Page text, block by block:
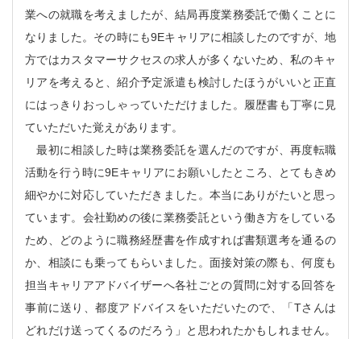
業への就職を考えましたが、結局再度業務委託で働くことに
なりました。その時にも9Eキャリアに相談したのですが、地
方ではカスタマーサクセスの求人が多くないため、私のキャ
リアを考えると、紹介予定派遣も検討したほうがいいと正直
にはっきりおっしゃっていただけました。履歴書も丁寧に見
ていただいた覚えがあります。
最初に相談した時は業務委託を選んだのですが、再度転職
活動を行う時に9Eキャリアにお願いしたところ、とてもきめ
細やかに対応していただきました。本当にありがたいと思っ
ています。会社勤めの後に業務委託という働き方をしている
ため、どのように職務経歴書を作成すれば書類選考を通るの
か、相談にも乗ってもらいました。面接対策の際も、何度も
担当キャリアアドバイザーへ各社ごとの質問に対する回答を
事前に送り、都度アドバイスをいただいたので、「Tさんは
どれだけ送ってくるのだろう」と思われたかもしれません。